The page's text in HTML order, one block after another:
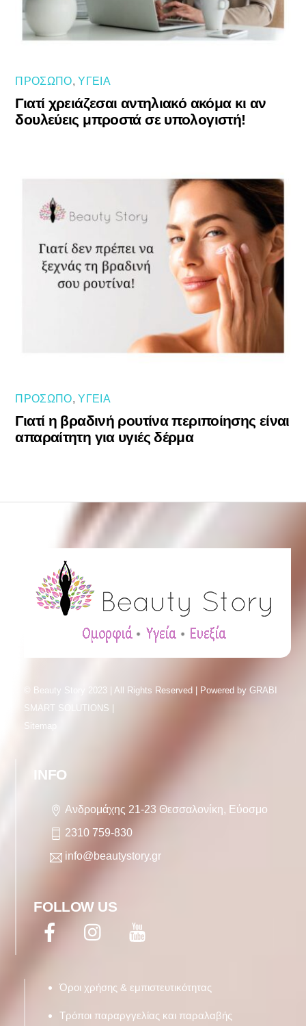
ΠΡΌΣΩΠΟ,ΥΓΕΊΑ
Γιατί χρειάζεσαι αντηλιακό ακόμα κι αν
δουλεύεις μπροστά σε υπολογιστή!
ΠΡΌΣΩΠΟ,ΥΓΕΊΑ
Γιατί η βραδινή ρουτίνα περιποίησης είναι
απαραίτητη για υγιές δέρμα
© Beauty Story 2023 | All Rights Reserved | Powered byGRABI
SMART SOLUTIONS |
Sitemap
INFO
Ανδρομάχης 21-23 Θεσσαλονίκη, Εύοσμο
2310 759-830
info@beautystory.gr
FOLLOW US
Facebook Twitter
Όροι χρήσης & εμπιστευτικότητας
Τρόποι παραργγελίας και παραλαβής